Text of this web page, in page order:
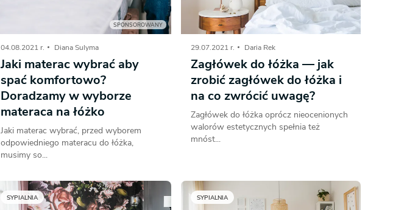
SPONSOROWANY
04.08.2021 r. Diana Sulyma
Jaki materac wybrać aby
spać komfortowo?
Doradzamy w wyborze
materaca na łóżko
Jaki materac wybrać, przed wyborem
odpowiedniego materacu do łóżka,
musimy so...
29.07.2021 r. Daria Rek
Zagłówek do łóżka — jak
zrobić zagłówek do łóżka i
na co zwrócić uwagę?
Zagłówek do łóżka oprócz nieocenionych
walorów estetycznych spełnia też
mnóst...
SYPIALNIA SYPIALNIA